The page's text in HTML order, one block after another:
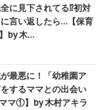
に見下されてる⁉︎初対
言い返したら…【保育
by 木…
最悪に！「幼稚園ア
するママとの出会い
マ①】by 木村アキラ